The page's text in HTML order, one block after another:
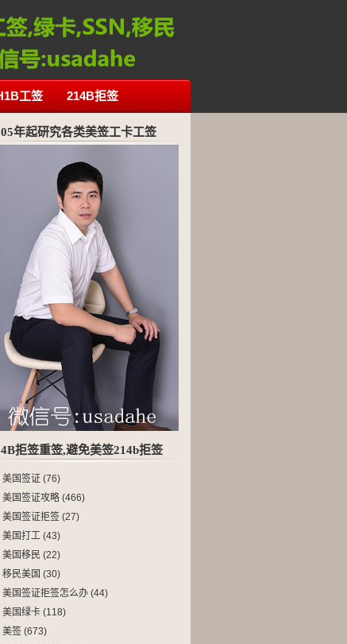
工签 214B拒签
年起研究各类美签工卡工签
拒签重签,避免美签214b拒签
美国签证 (76)
美国签证攻略 (466)
美国签证拒签 (27)
美国打工 (43)
美国移民 (22)
移民美国 (30)
美国签证拒签怎么办 (44)
美国绿卡 (118)
美签 (673)